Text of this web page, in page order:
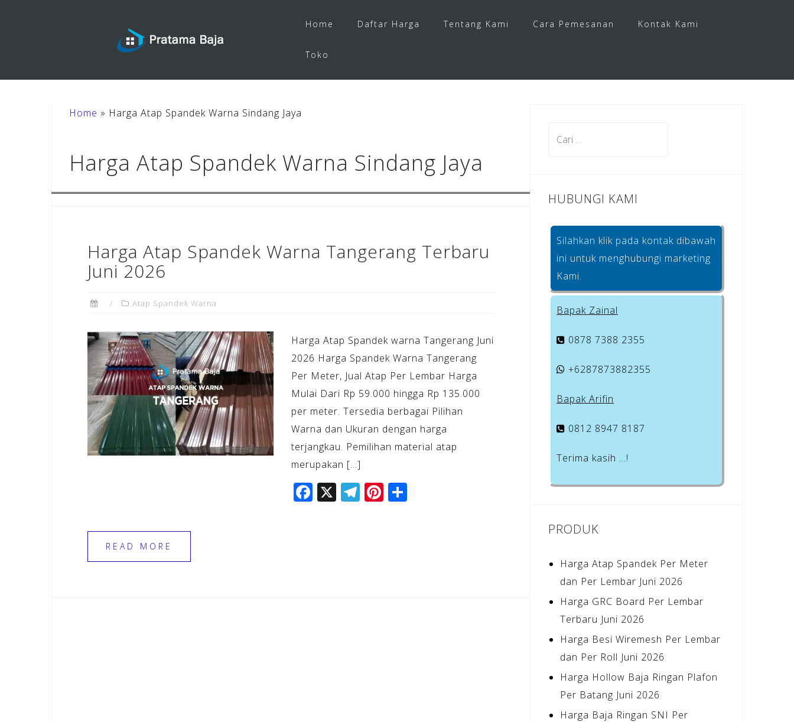
Home Daftar Harga Tentang Kami Cara Pemesanan Kontak Kami
Toko
Home » Harga Atap Spandek Warna Sindang Jaya
Harga Atap Spandek Warna Sindang Jaya
Harga Atap Spandek Warna Tangerang Terbaru
Juni 2026
Atap Spandek Warna
Harga Atap Spandek warna Tangerang Juni
2026 Harga Spandek Warna Tangerang
Per Meter, Jual Atap Per Lembar Harga
Mulai Dari Rp 59.000 hingga Rp 135.000
per meter. Tersedia berbagai Pilihan
Warna dan Ukuran dengan harga
terjangkau. Pemilihan material atap
merupakan […]
F X T Pi S
READ MORE
HUBUNGI KAMI
Silahkan klik pada kontak dibawah
ini untuk menghubungi marketing
Kami.
Bapak Zainal
0878 7388 2355
+6287873882355
Bapak Arifin
0812 8947 8187
Terima kasih …!
PRODUK
Harga Atap Spandek Per Meter
dan Per Lembar Juni 2026
Harga GRC Board Per Lembar
Terbaru Juni 2026
Harga Besi Wiremesh Per Lembar
dan Per Roll Juni 2026
Harga Hollow Baja Ringan Plafon
Per Batang Juni 2026
Harga Baja Ringan SNI Per